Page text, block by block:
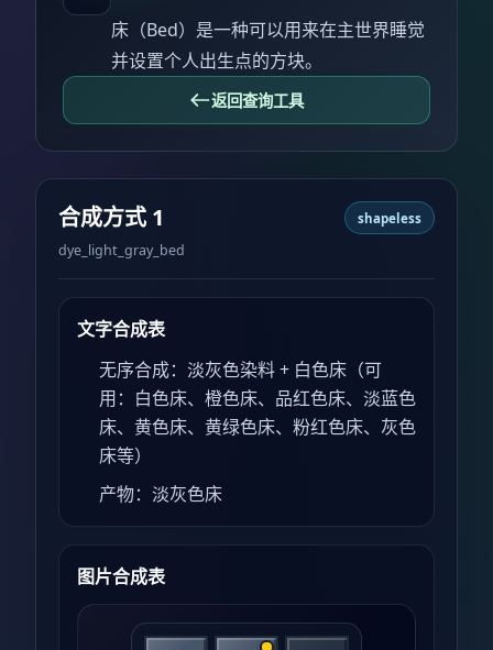
床（Bed）是一种可以用来在主世界睡觉
并设置个人出生点的方块。
返回查询工具
合成方式 1
dye_light_gray_bed
shapeless
文字合成表
无序合成：淡灰色染料 + 白色床（可
用：白色床、橙色床、品红色床、淡蓝色
床、黄色床、黄绿色床、粉红色床、灰色
床等）
产物：淡灰色床
图片合成表